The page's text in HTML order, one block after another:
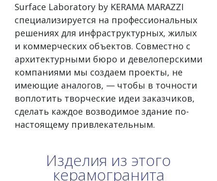
Surface Laboratory by KERAMA MARAZZI
специализируется на профессиональных
решениях для инфраструктурных, жилых
и коммерческих объектов. Совместно с
архитектурными бюро и девелоперскими
компаниями мы создаем проекты, не
имеющие аналогов, — чтобы в точности
воплотить творческие идеи заказчиков,
сделать каждое возводимое здание по-
настоящему привлекательным.
Изделия из этого
керамогранита